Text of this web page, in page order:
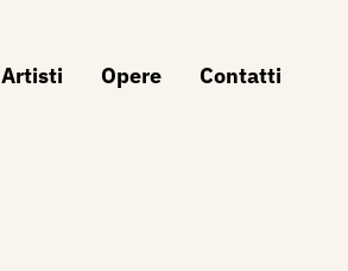
Artisti Opere Contatti